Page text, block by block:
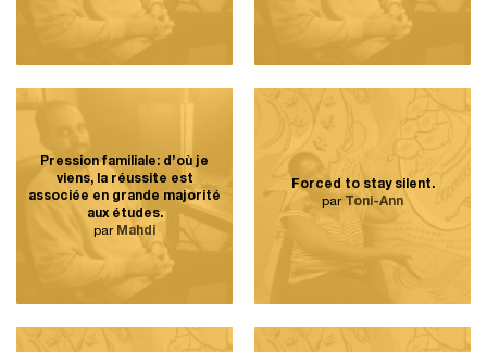
Pression familiale: d’où je
viens, la réussite est
associée en grande majorité
aux études.
par Mahdi
Forced to stay silent.
par Toni-Ann